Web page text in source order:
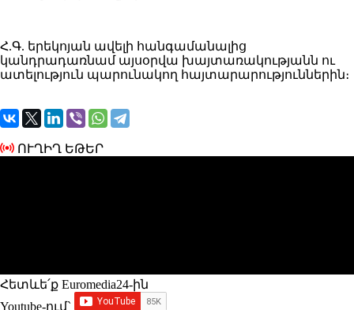
Հ.Գ. երեկոյան ավելի հանգամանալից
կանդրադառնամ այսօրվա խայտառակությանն ու
ատելություն պարունակող հայտարարություններին։
ՈՒՂԻՂ ԵԹԵՐ
Հետևե՛ք Euromedia24-ին
Youtube-ում`